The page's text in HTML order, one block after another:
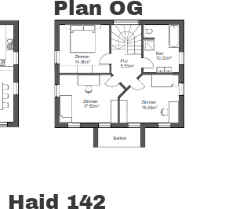
Plan OG
Haid 142